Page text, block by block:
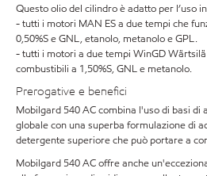
Questo olio del cilindro è adatto per l’uso
- tutti i motori MAN ES a due tempi che
0,50%S e GNL, etanolo, metanolo e GPL.
- tutti i motori a due tempi WinGD
combustibili a 1,50%S, GNL e metanolo.
Prerogative e benefici
Mobilgard 540 AC combina l'uso di basi di
globale con una superba formulazione di
detergente superiore che può portare a
Mobilgard 540 AC offre anche